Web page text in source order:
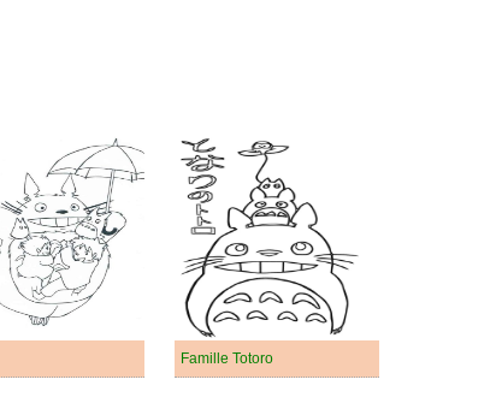
Famille Totoro